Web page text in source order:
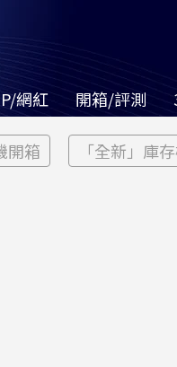
網紅 開箱/評測
開箱 「全新」庫